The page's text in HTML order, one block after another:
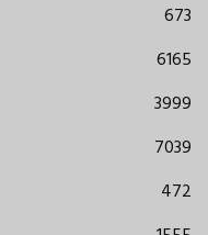
673
6165
3999
7039
472